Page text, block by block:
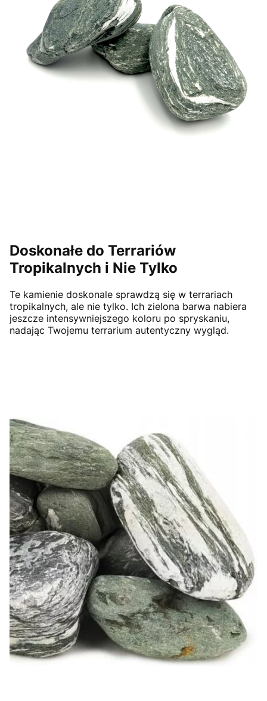
Doskonałe do Terrariów
Tropikalnych i Nie Tylko
Te kamienie doskonale sprawdzą się w terrariach
tropikalnych, ale nie tylko. Ich zielona barwa nabiera
jeszcze intensywniejszego koloru po spryskaniu,
nadając Twojemu terrarium autentyczny wygląd.